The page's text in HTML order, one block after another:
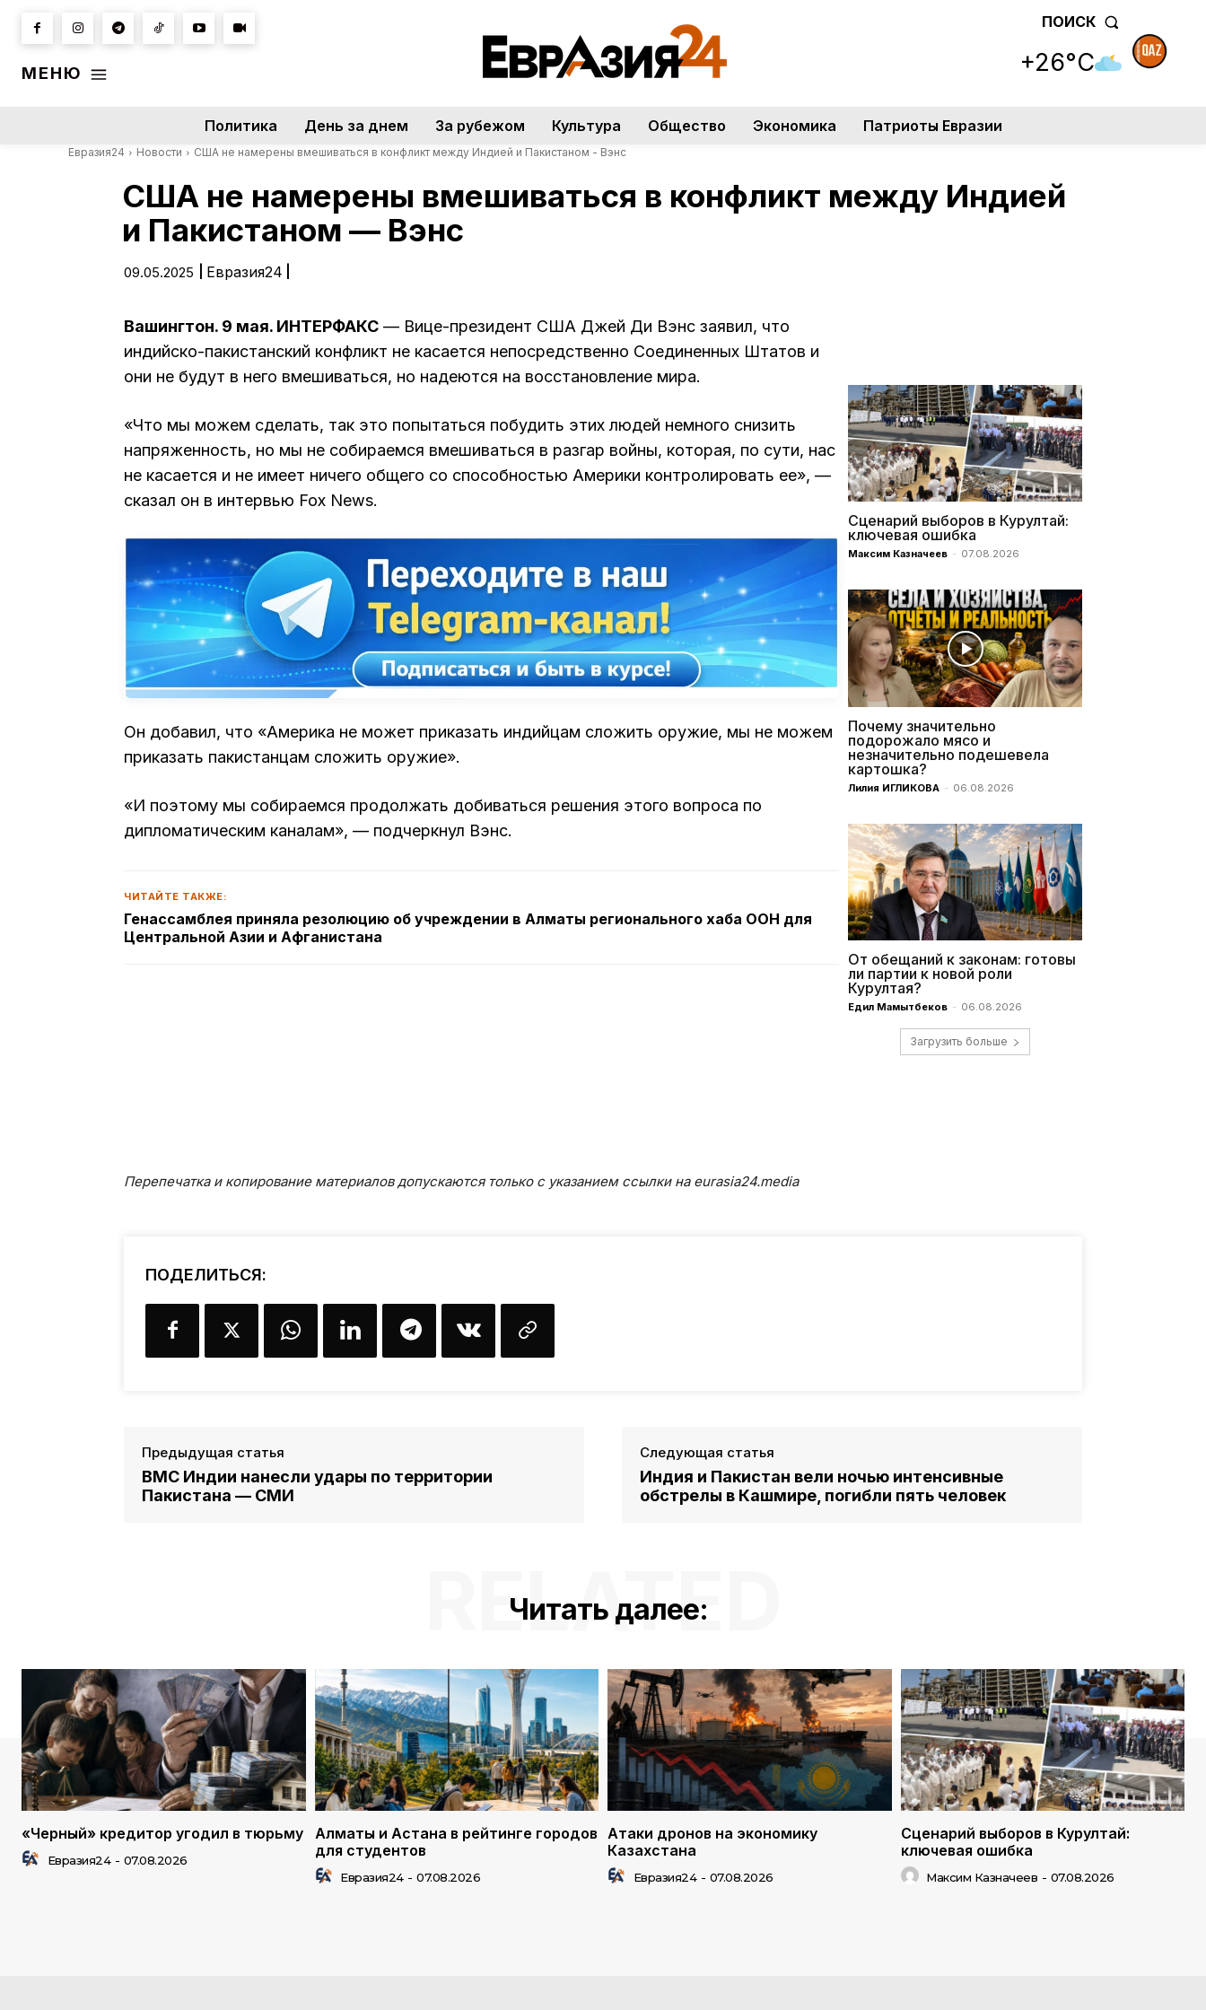
МЕНЮ
ПОИСК
+26°C
Политика День за днем За рубежом Культура Общество Экономика Патриоты Евразии
Евразия24 Новости США не намерены вмешиваться в конфликт между Индией и Пакистаном - Вэнс
США не намерены вмешиваться в конфликт между Индией
и Пакистаном — Вэнс
09.05.2025 Евразия24
Вашингтон. 9 мая. ИНТЕРФАКС — Вице-президент США Джей Ди Вэнс заявил, что
индийско-пакистанский конфликт не касается непосредственно Соединенных Штатов и
они не будут в него вмешиваться, но надеются на восстановление мира.
«Что мы можем сделать, так это попытаться побудить этих людей немного снизить
напряженность, но мы не собираемся вмешиваться в разгар войны, которая, по сути, нас
не касается и не имеет ничего общего со способностью Америки контролировать ее», —
сказал он в интервью Fox News.
Он добавил, что «Америка не может приказать индийцам сложить оружие, мы не можем
приказать пакистанцам сложить оружие».
«И поэтому мы собираемся продолжать добиваться решения этого вопроса по
дипломатическим каналам», — подчеркнул Вэнс.
ЧИТАЙТЕ ТАКЖЕ:
Генассамблея приняла резолюцию об учреждении в Алматы регионального хаба ООН для
Центральной Азии и Афганистана
Сценарий выборов в Курултай:
ключевая ошибка
Максим Казначеев - 07.08.2026
Почему значительно
подорожало мясо и
незначительно подешевела
картошка?
Лилия ИГЛИКОВА - 06.08.2026
От обещаний к законам: готовы
ли партии к новой роли
Курултая?
Едил Мамытбеков - 06.08.2026
Загрузить больше
Перепечатка и копирование материалов допускаются только с указанием ссылки на eurasia24.media
ПОДЕЛИТЬСЯ:
Предыдущая статья
ВМС Индии нанесли удары по территории
Пакистана — СМИ
Следующая статья
Индия и Пакистан вели ночью интенсивные
обстрелы в Кашмире, погибли пять человек
Читать далее:
RELATED
«Черный» кредитор угодил в тюрьму
Евразия24 - 07.08.2026
Алматы и Астана в рейтинге городов
для студентов
Евразия24 - 07.08.2026
Атаки дронов на экономику
Казахстана
Евразия24 - 07.08.2026
Сценарий выборов в Курултай:
ключевая ошибка
Максим Казначеев - 07.08.2026